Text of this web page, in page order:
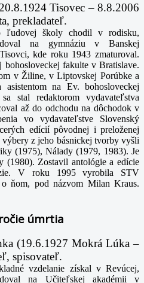
Tisovec – 8.8.2006
prekladateľ.
ľudovej školy chodil v rodisku,
na gymnáziu v Banskej
kde roku 1943 zmaturoval.
bohosloveckej fakulte v Bratislave.
v Žiline, v Liptovskej Porúbke a
na Ev. bohosloveckej
stal redaktorom vydavateľstva
až do odchodu na dôchodok v
vo vydavateľstve Slovenský
edícií pôvodnej i preloženej
z jeho básnickej tvorby vyšli
(1975), Nálady (1979, 1983). Je
(1980). Zostavil antológie a edície
V roku 1995 vyrobila STV
ňom, pod názvom Milan Kraus.
úmrtia
(19.6.1927 Mokrá Lúka –
spisovateľ.
vzdelanie získal v Revúcej,
na Učiteľskej akadémii v